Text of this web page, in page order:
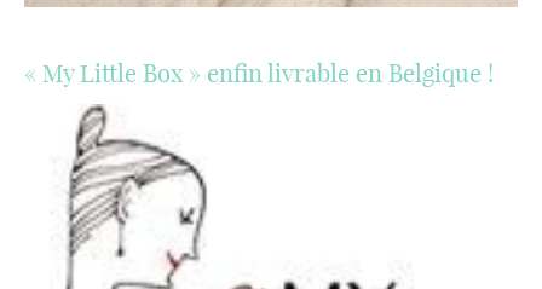
« My Little Box » enfin livrable en Belgique !